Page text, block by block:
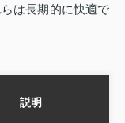
は長期的に快適で
説明